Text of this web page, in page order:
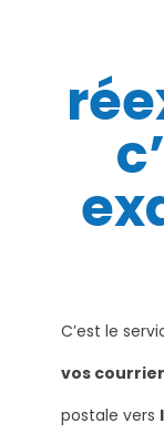
C’est le
vos
postale vers